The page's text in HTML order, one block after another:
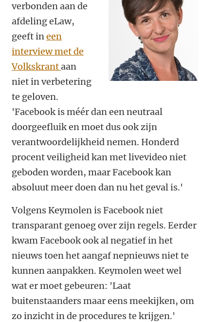
verbonden aan de
afdeling eLaw,
geeft ineen
interview met de
Volkskrantaan
niet in verbetering
te geloven.
'Facebook is méér dan een neutraal
doorgeefluik en moet dus ook zijn
verantwoordelijkheid nemen. Honderd
procent veiligheid kan met livevideo niet
geboden worden, maar Facebook kan
absoluut meer doen dan nu het geval is.'
Volgens Keymolen is Facebook niet
transparant genoeg over zijn regels. Eerder
kwam Facebook ook al negatief in het
nieuws toen het aangaf nepnieuws niet te
kunnen aanpakken. Keymolen weet wel
wat er moet gebeuren: 'Laat
buitenstaanders maar eens meekijken, om
zo inzicht in de procedures te krijgen.'